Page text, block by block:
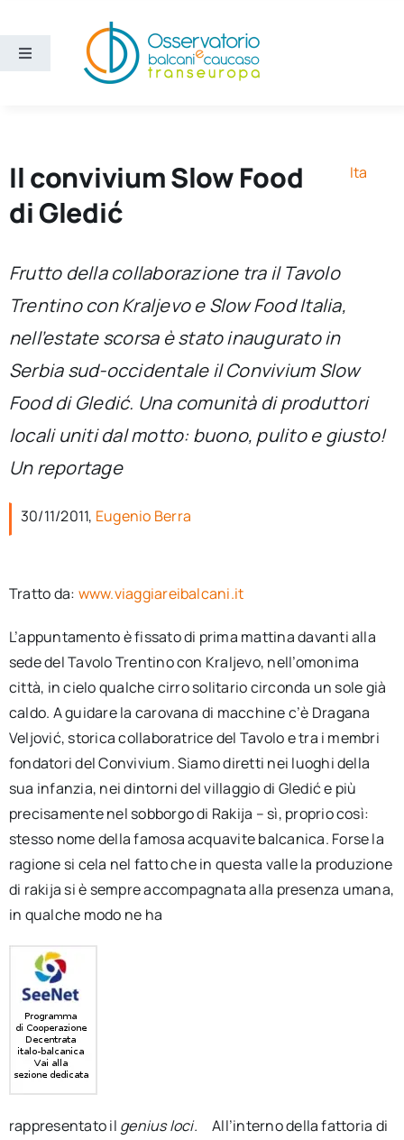
contenuto
Toggle
Ricerca e divulgazione
Sezioni
Chi siamo
per:
Newsletter
Ita
Il convivium Slow Food
di Gledić
Ita
Frutto della collaborazione tra il Tavolo
Trentino con Kraljevo e Slow Food Italia,
nell’estate scorsa è stato inaugurato in
Serbia sud-occidentale il Convivium Slow
Food di Gledić. Una comunità di produttori
locali uniti dal motto: buono, pulito e giusto!
Un reportage
30/11/2011, Eugenio Berra
Tratto da: www.viaggiareibalcani.it
L’appuntamento è fissato di prima mattina davanti alla
sede del Tavolo Trentino con Kraljevo, nell’omonima
città, in cielo qualche cirro solitario circonda un sole già
caldo. A guidare la carovana di macchine c’è Dragana
Veljović, storica collaboratrice del Tavolo e tra i membri
fondatori del Convivium. Siamo diretti nei luoghi della
sua infanzia, nei dintorni del villaggio di Gledić e più
precisamente nel sobborgo di Rakija – sì, proprio così:
stesso nome della famosa acquavite balcanica. Forse la
ragione si cela nel fatto che in questa valle la produzione
di rakija si è sempre accompagnata alla presenza umana,
in qualche modo ne ha
rappresentato il genius loci. All’interno della fattoria di